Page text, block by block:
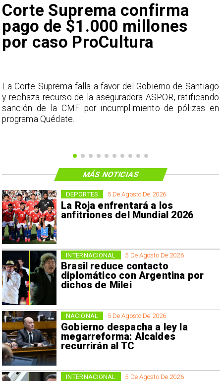
Corte Suprema confirma
pago de $1.000 millones
por caso ProCultura
La Corte Suprema falla a favor del Gobierno de Santiago
y rechaza recurso de la aseguradora ASPOR, ratificando
sanción de la CMF por incumplimiento de pólizas en
programa Quédate.
5 De Agosto De 2026
La Roja enfrentará a los
anfitriones del Mundial 2026
DEPORTES
5 De Agosto De 2026
Brasil reduce contacto
diplomático con Argentina por
dichos de Milei
INTERNACIONAL
5 De Agosto De 2026
Gobierno despacha a ley la
megarreforma: Alcaldes
recurrirán al TC
NACIONAL
5 De Agosto De 2026
INTERNACIONAL
MÁS NOTICIAS